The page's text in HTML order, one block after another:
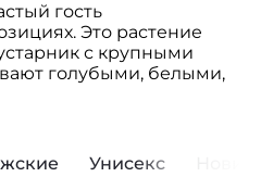
гость
Это растение
с крупными
голубыми, белыми,
интенсивным
воздействием,
Унисекс